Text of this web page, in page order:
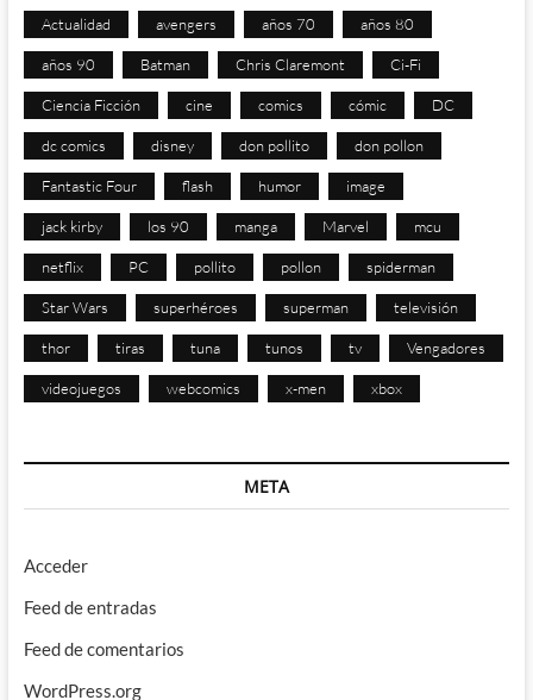
Actualidad avengers años 70 años 80
años 90 Batman Chris Claremont Ci-Fi
Ciencia Ficción cine comics cómic DC
dc comics disney don pollito don pollon
Fantastic Four flash humor image
jack kirby los 90 manga Marvel mcu
netflix PC pollito pollon spiderman
Star Wars superhéroes superman televisión
thor tiras tuna tunos tv Vengadores
videojuegos webcomics x-men xbox
META
Acceder
Feed de entradas
Feed de comentarios
WordPress.org